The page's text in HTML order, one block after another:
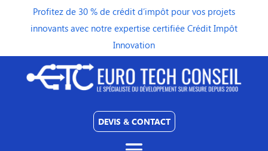
Profitez de 30 % de crédit d’impôt pour vos projets
innovants avec notre expertise certifiée Crédit Impôt
Innovation
DEVIS & CONTACT